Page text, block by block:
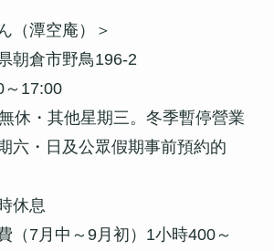
（潭空庵）＞
朝倉市野鳥196-2
～17:00
休・其他星期三。冬季暫停營業
六・日及公眾假期事前預約的
休息
（7月中～9月初）1小時400～